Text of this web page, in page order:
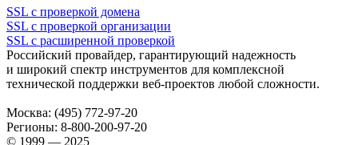
SSL с проверкой домена
SSL с проверкой организации
SSL с расширенной проверкой
Российский провайдер, гарантирующий надежность
и широкий спектр инструментов для комплексной
технической поддержки веб-проектов любой сложности.
Москва: (495) 772-97-20
Регионы: 8-800-200-97-20
© 1999 — 2025